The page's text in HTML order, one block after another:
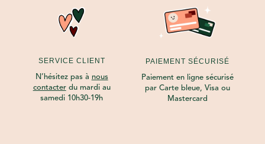
SERVICE CLIENT
N’hésitez pas à nous
contacterdu mardi au
samedi 10h30-19h
PAIEMENT SÉCURISÉ
Paiement en ligne sécurisé
par Carte bleue, Visa ou
Mastercard